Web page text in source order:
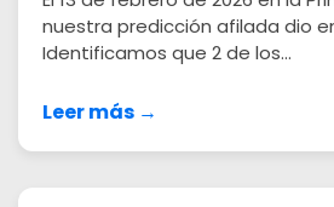
nuestra predicción afilada dio
Identificamos que 2 de los...
Leer más →